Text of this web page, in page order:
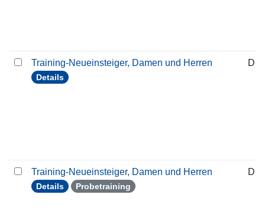
Training-Neueinsteiger, Damen und Herren
Details
Training-Neueinsteiger, Damen und Herren
Details Probetraining